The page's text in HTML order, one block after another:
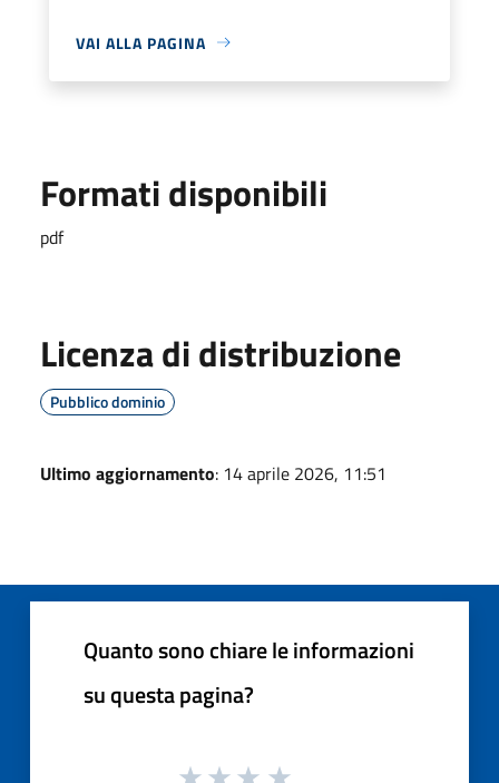
VAI ALLA PAGINA
Formati disponibili
pdf
Licenza di distribuzione
Pubblico dominio
Ultimo aggiornamento: 14 aprile 2026, 11:51
Quanto sono chiare le informazioni
su questa pagina?